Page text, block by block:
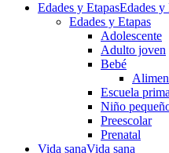
Edades y EtapasEdades y
Edades y Etapas
Adolescente
Adulto joven
Bebé
Escuela
Niño
Preescolar
Prenatal
Vida sanaVida sana